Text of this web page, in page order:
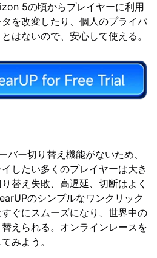
5の頃からプレイヤーに利用
を改変したり、個人のプライバ
はないので、安心して使える。
ー切り替え機能がないため、
したい多くのプレイヤーは大き
替え失敗、高遅延、切断はよく
のシンプルなワンクリック
ぐにスムーズになり、世界中の
えられる。オンラインレースを
みよう。